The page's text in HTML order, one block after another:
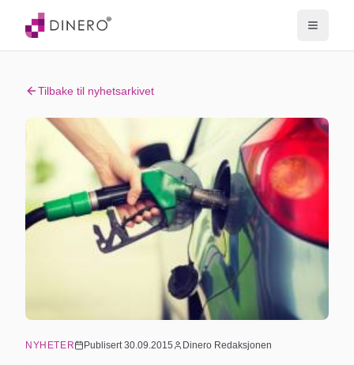
Tilbake til nyhetsarkivet
NYHETER Publisert30.09.2015 Dinero Redaksjonen